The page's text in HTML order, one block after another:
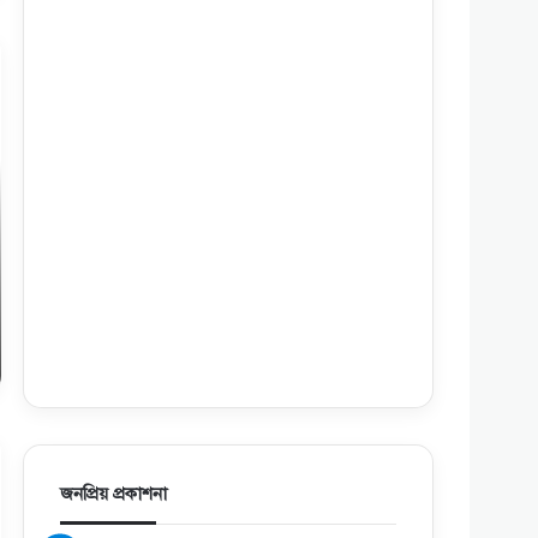
জনপ্রিয় প্রকাশনা